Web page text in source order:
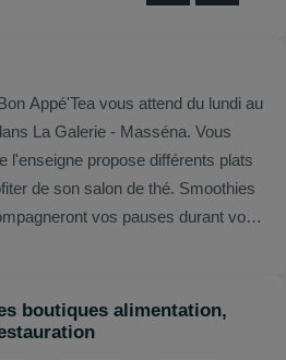
Appé'Tea vous attend du lundi au
La Galerie - Masséna. Vous
l'enseigne propose différents plats
de son salon de thé. Smoothies
vos pauses durant vos
vous pouvez consommer sur
boutiques alimentation,